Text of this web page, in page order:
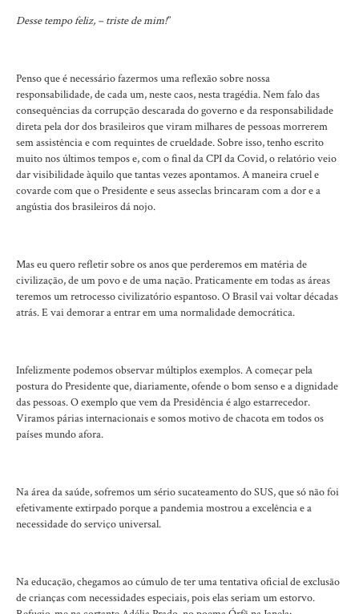
Desse tempo feliz, – triste de mim!”
Penso que é necessário fazermos uma reflexão sobre nossa
responsabilidade, de cada um, neste caos, nesta tragédia. Nem falo das
consequências da corrupção descarada do governo e da responsabilidade
direta pela dor dos brasileiros que viram milhares de pessoas morrerem
sem assistência e com requintes de crueldade. Sobre isso, tenho escrito
muito nos últimos tempos e, com o final da CPI da Covid, o relatório veio
dar visibilidade àquilo que tantas vezes apontamos. A maneira cruel e
covarde com que o Presidente e seus asseclas brincaram com a dor e a
angústia dos brasileiros dá nojo.
Mas eu quero refletir sobre os anos que perderemos em matéria de
civilização, de um povo e de uma nação. Praticamente em todas as áreas
teremos um retrocesso civilizatório espantoso. O Brasil vai voltar décadas
atrás. E vai demorar a entrar em uma normalidade democrática.
Infelizmente podemos observar múltiplos exemplos. A começar pela
postura do Presidente que, diariamente, ofende o bom senso e a dignidade
das pessoas. O exemplo que vem da Presidência é algo estarrecedor.
Viramos párias internacionais e somos motivo de chacota em todos os
países mundo afora.
Na área da saúde, sofremos um sério sucateamento do SUS, que só não foi
efetivamente extirpado porque a pandemia mostrou a excelência e a
necessidade do serviço universal.
Na educação, chegamos ao cúmulo de ter uma tentativa oficial de exclusão
de crianças com necessidades especiais, pois elas seriam um estorvo.